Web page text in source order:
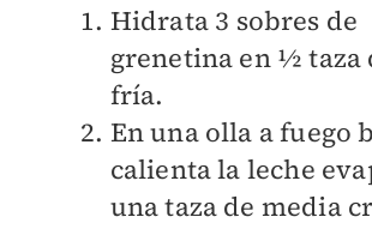
Hidrata 3 sobres de
grenetina en ½ taza
fría.
En una olla a fuego
calienta la leche
una taza de media